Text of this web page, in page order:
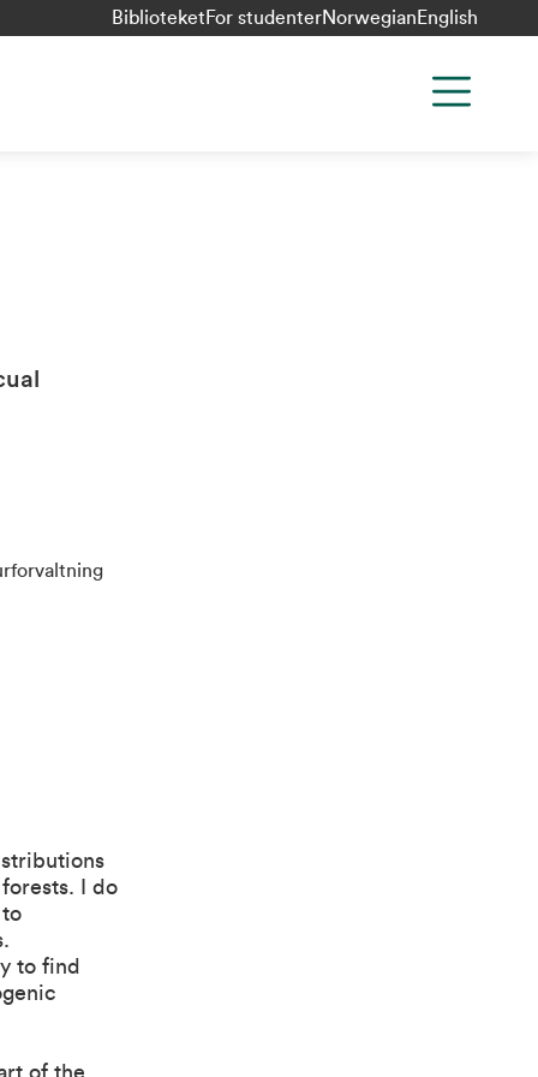
Biblioteket For studenterNorwegian English
I do
to find
of the